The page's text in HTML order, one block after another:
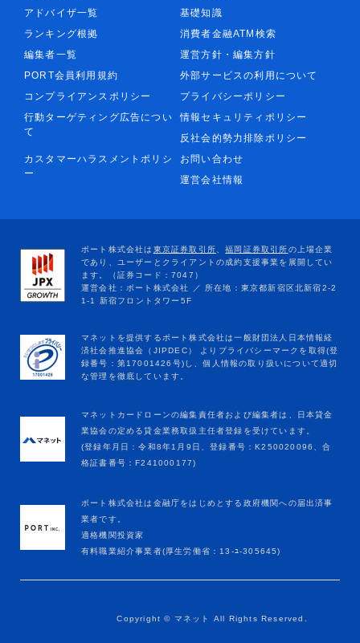
アドバイザ一覧
基礎知識
ランキング根拠
消費者金融ATM検索
編集者一覧
運営方針・編集方針
PORT会員利用規約
外部サービスの利用について
コンプライアンスポリシー
プライバシーポリシー
行動ターゲティング広告につい
て
情報セキュリティポリシー
反社会的勢力排除ポリシー
カスタマーハラスメントポリシ
ー
お問い合わせ
運営会社情報
マネットカードローンの編集責任者および編集者は、日本貸金
業協会の定める貸金業務取扱主任者登録を受けています。
(登録年月日：令和8年1月9日、登録番号：K250020096、合
格証書番号：F241000177)
ポート株式会社は金融庁をはじめとする政府機関への届出済事
業者です。
適格機関投資家
有料職業紹介事業者(厚生労働省：13-ﾕ-305645)